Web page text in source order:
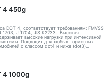
4 450g
DOT 4, соответствует требованиям: FMVSS
1703, J 1704, JIS K2233. Высокая
высокие нагрузки при интенсивной
Подходит для любых тормозных
с классом dot4 и ниже (dot3)...
4 1000g